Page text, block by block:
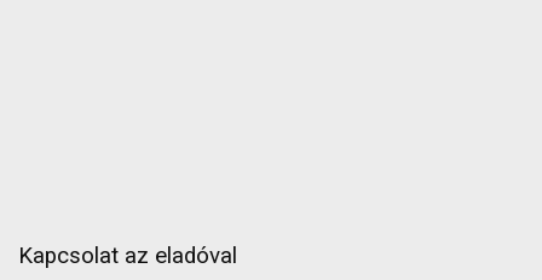
Kapcsolat az eladóval